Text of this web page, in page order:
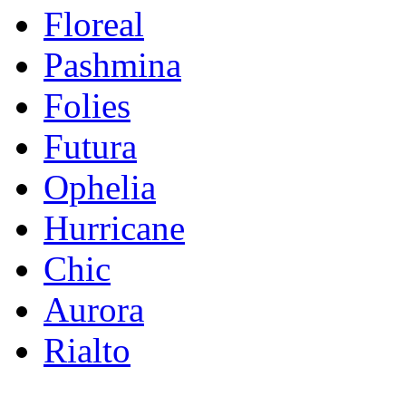
Floreal
Pashmina
Folies
Futura
Ophelia
Hurricane
Chic
Aurora
Rialto